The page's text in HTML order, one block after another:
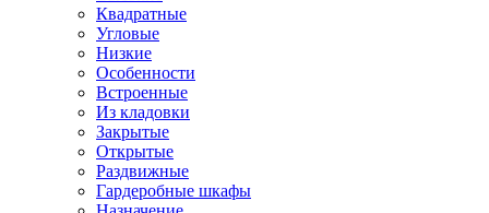
Квадратные
Угловые
Низкие
Особенности
Встроенные
Из кладовки
Закрытые
Открытые
Раздвижные
Гардеробные шкафы